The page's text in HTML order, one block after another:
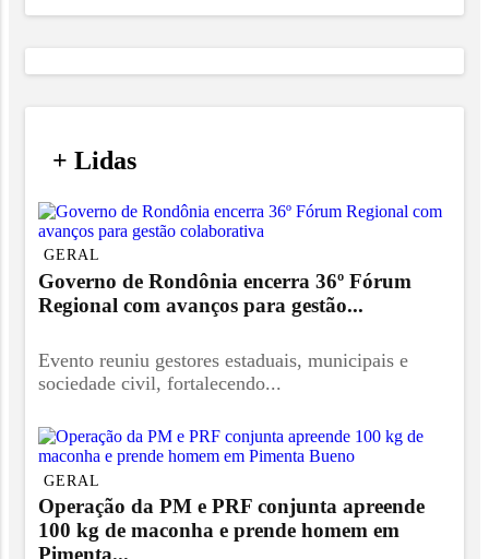
+ Lidas
GERAL
Governo de Rondônia encerra 36º Fórum
Regional com avanços para gestão...
Evento reuniu gestores estaduais, municipais e
sociedade civil, fortalecendo...
GERAL
Operação da PM e PRF conjunta apreende
100 kg de maconha e prende homem em
Pimenta...